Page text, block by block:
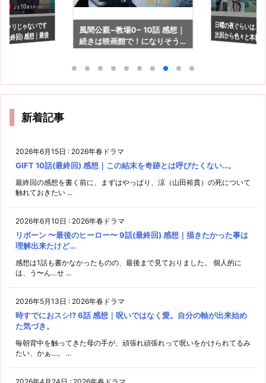
クリじゃないです
最終回) 感想｜最後
があった…と思え
風間公親−教場0− 10話 感想｜
続きは映画館で！になりそう…
日曜の夜ぐらいは…
次回から色々と本
かな？
新着記事
2026年6月15日 : 2026年春ドラマ
GIFT 10話(最終回) 感想｜この結末を奇跡とは呼びたくない…。
最終回の感想を書く前に、まずはやっぱり、涼（山田裕貴）の死について
触れておきたい ...
2026年6月10日 : 2026年春ドラマ
リボーン 〜最後のヒーロー〜 9話(最終回) 感想｜描きたかった事は
理解出来たけど…
感想は1話も書かなかったものの、最後まで見ておりました。 個人的に
は、う〜ん…せ ...
2026年5月13日 : 2026年春ドラマ
時すでにおスシ!? 6話 感想｜呪いではなく愛。自分の軸が出来始め
た気づき。
毎朝背中を触ってきた母の手が、頑張れ頑張れって呪いをかけられてるみ
たい、かぁ…。 ...